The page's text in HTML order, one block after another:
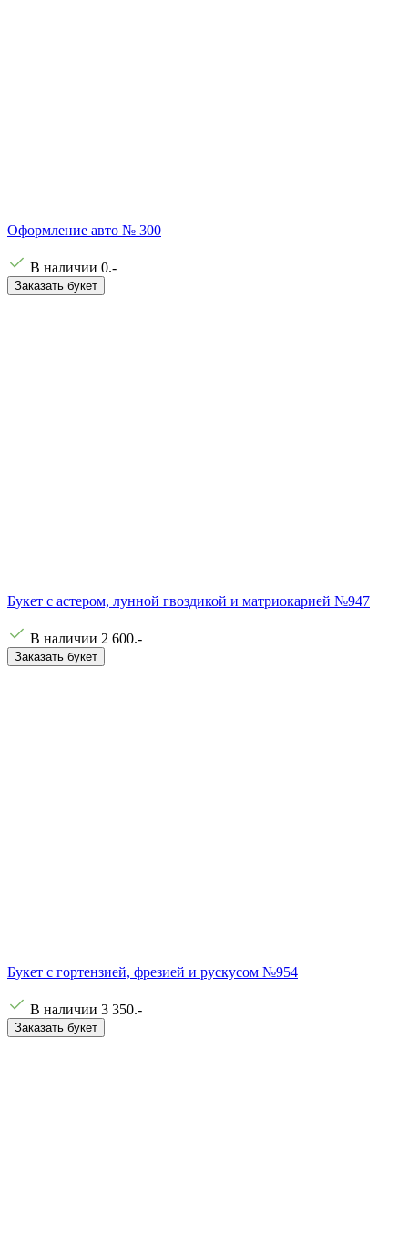
Оформление авто № 300
В наличии 0.-
Заказать букет
Букет с астером, лунной гвоздикой и матриокарией №947
В наличии 2 600.-
Заказать букет
Букет с гортензией, фрезией и рускусом №954
В наличии 3 350.-
Заказать букет